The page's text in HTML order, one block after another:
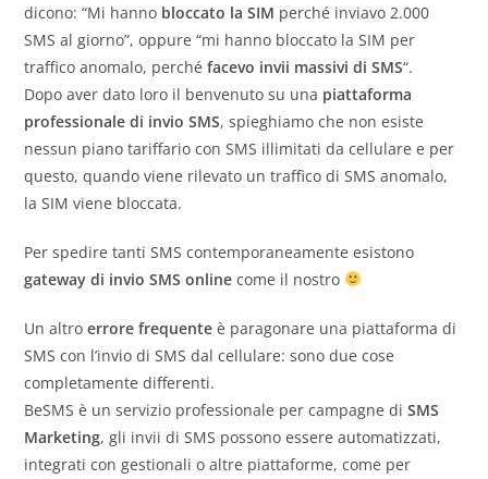
dicono: “Mi hanno bloccato la SIM perché inviavo 2.000
SMS al giorno”, oppure “mi hanno bloccato la SIM per
traffico anomalo, perchéfacevo invii massivi di SMS“.
Dopo aver dato loro il benvenuto su una piattaforma
professionale di invio SMS, spieghiamo che non esiste
nessun piano tariffario con SMS illimitati da cellulare e per
questo, quando viene rilevato un traffico di SMS anomalo,
la SIM viene bloccata.
Per spedire tanti SMS contemporaneamente esistono
gateway di invio SMS online come il nostro
Un altroerrore frequente è paragonare una piattaforma di
SMS con l’invio di SMS dal cellulare: sono due cose
completamente differenti.
BeSMS è un servizio professionale per campagne diSMS
Marketing, gli invii di SMS possono essere automatizzati,
integrati con gestionali o altre piattaforme, come per